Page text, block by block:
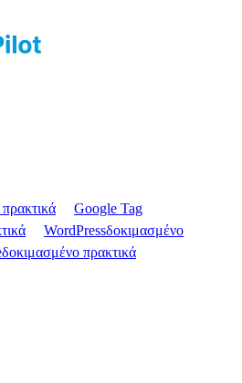
Google Tag
WordPressδοκιμασμένο
δοκιμασμένο πρακτικά